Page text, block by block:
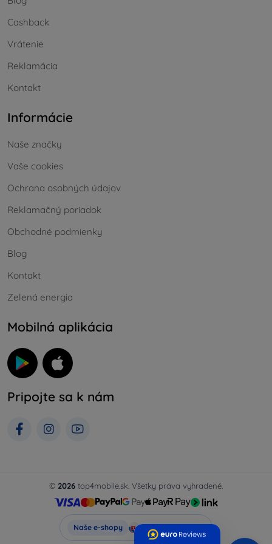
Cashback
Vrátenie
Reklamácia
Kontakt
Informácie
Naše značky
Vaše cookies
Ochrana osobných údajov
Reklamačný poriadok
Obchodné podmienky
Blog
Kontakt
Zelená energia
Mobilná aplikácia
Pripojte sa k nám
© 2026 top4mobile.sk. Všetky práva vyhradené.
Naše e-shopy Top4Mobile.sk